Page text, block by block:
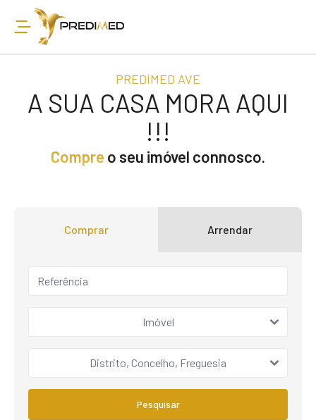
PREDIMED AVE
A SUA CASA MORA AQUI
!!!
Compre o seu imóvel connosco.
Comprar Arrendar
Imóvel
Distrito, Concelho, Freguesia
Pesquisar